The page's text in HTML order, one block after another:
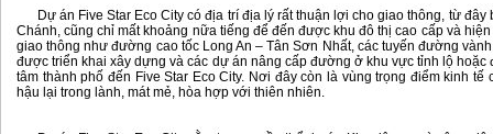
Dự án Five Star Eco City có địa trí địa lý rất thuận lợi cho giao thông, từ đây bắt đầu di chuyển chưa đầy 5 phút đã đến chợ Bình
Chánh, cũng chỉ mất khoảng nữa tiếng để đến được khu đô thị cao cấp và
giao thông như đường cao tốc Long An – Tân Sơn Nhất, các tuyến đường
được triển khai xây dựng và các dự án nâng cấp đường ở khu vực tỉnh lộ
tâm thành phố đến Five Star Eco City. Nơi đây còn là vùng trọng điểm kinh
hậu lại trong lành, mát mẻ, hòa hợp với thiên nhiên.